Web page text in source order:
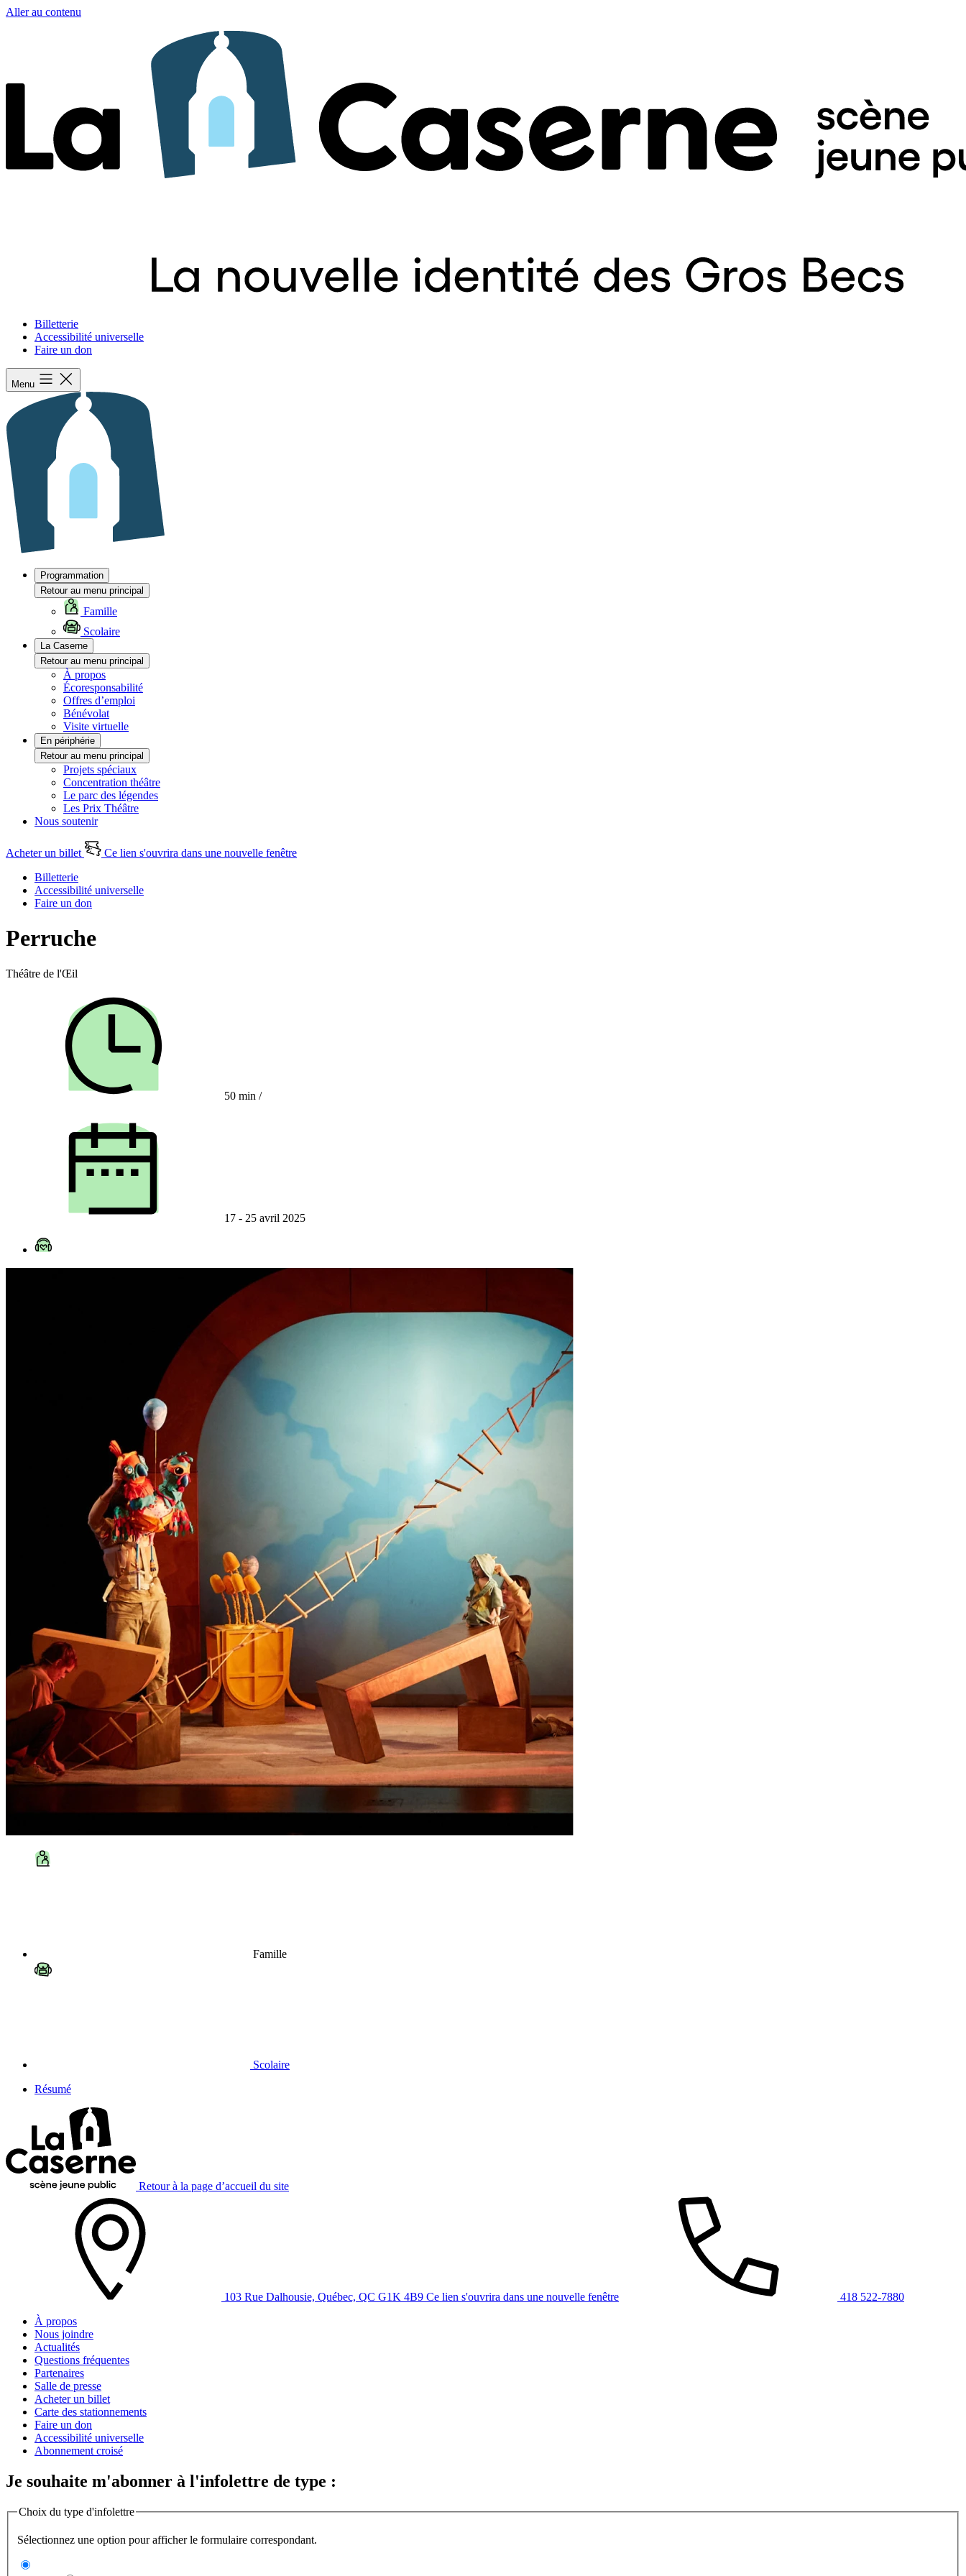
Aller au contenu
Billetterie
Accessibilité universelle
Faire un don
Menu
Programmation
Retour au menu principal
Famille
Scolaire
La Caserne
Retour au menu principal
À propos
Écoresponsabilité
Offres d’emploi
Bénévolat
Visite virtuelle
En périphérie
Retour au menu principal
Projets spéciaux
Concentration théâtre
Le parc des légendes
Les Prix Théâtre
Nous soutenir
Acheter un billet
Ce lien s'ouvrira dans une nouvelle fenêtre
Billetterie
Accessibilité universelle
Faire un don
Perruche
Théâtre de l'Œil
50 min /
17 - 25 avril 2025
Famille
Scolaire
Résumé
Retour à la page d’accueil du site
103 Rue Dalhousie, Québec, QC G1K 4B9 Ce lien s'ouvrira dans une nouvelle fenêtre
418 522-7880
À propos
Nous joindre
Actualités
Questions fréquentes
Partenaires
Salle de presse
Acheter un billet
Carte des stationnements
Faire un don
Accessibilité universelle
Abonnement croisé
Je souhaite m'abonner à l'infolettre de type :
Choix du type d'infolettre
Sélectionnez une option pour afficher le formulaire correspondant.